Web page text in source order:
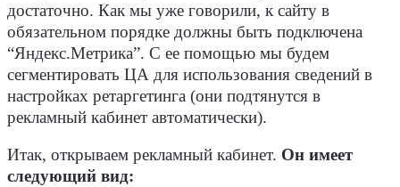
достаточно. Как мы уже говорили, к сайту в
обязательном порядке должны быть подключена
“Яндекс.Метрика”. С ее помощью мы будем
сегментировать ЦА для использования сведений в
настройках ретаргетинга (они подтянутся в
рекламный кабинет автоматически).
Итак, открываем рекламный кабинет. Он имеет
следующий вид: